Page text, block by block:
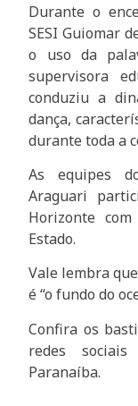
Durante o
SESI Guiomar
o uso da
supervisora
conduziu a
dança,
durante toda a
As equipes
Araguari
Horizonte
Estado.
Vale lembra
é “o fundo do
Confira os
redes
Paranaíba.